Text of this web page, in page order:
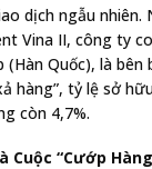
dịch ngẫu nhiên.
Vina II, công ty
(Hàn Quốc), là
hàng”, tỷ lệ sở
còn 4,7%.
Cuộc “Cướp